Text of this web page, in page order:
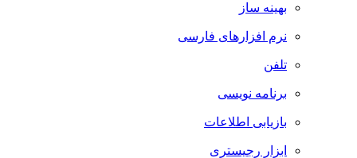
بهینه ساز
نرم افزارهای فارسی
تلفن
برنامه نویسی
بازیابی اطلاعات
ابزار رجیستری